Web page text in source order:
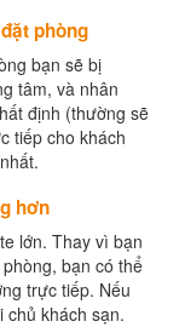
phòng
bạn sẽ bị
tâm, và nhân
định (thường sẽ
tiếp cho khách
hơn
lớn. Thay vì bạn
bạn có thể
trực tiếp. Nếu
chủ khách sạn.